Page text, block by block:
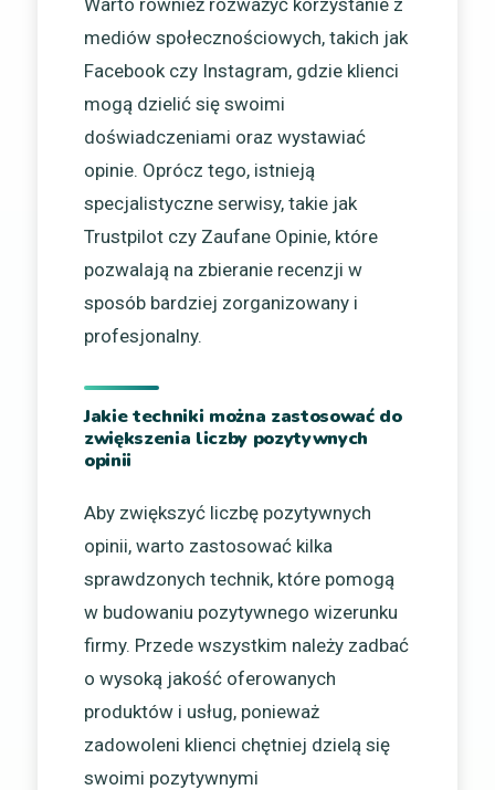
Warto również rozważyć korzystanie z
mediów społecznościowych, takich jak
Facebook czy Instagram, gdzie klienci
mogą dzielić się swoimi
doświadczeniami oraz wystawiać
opinie. Oprócz tego, istnieją
specjalistyczne serwisy, takie jak
Trustpilot czy Zaufane Opinie, które
pozwalają na zbieranie recenzji w
sposób bardziej zorganizowany i
profesjonalny.
Jakie techniki można zastosować do
zwiększenia liczby pozytywnych
opinii
Aby zwiększyć liczbę pozytywnych
opinii, warto zastosować kilka
sprawdzonych technik, które pomogą
w budowaniu pozytywnego wizerunku
firmy. Przede wszystkim należy zadbać
o wysoką jakość oferowanych
produktów i usług, ponieważ
zadowoleni klienci chętniej dzielą się
swoimi pozytywnymi